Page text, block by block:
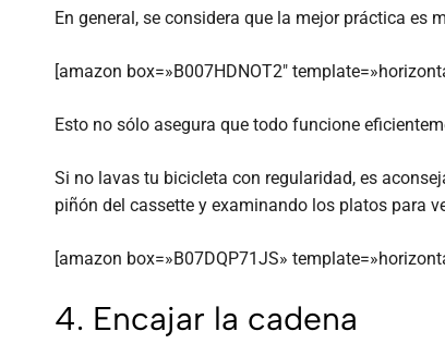
En general, se considera que la mejor práctica es
[amazon box=»B007HDNOT2″
Esto no sólo asegura que todo funcione
Si no lavas tu bicicleta con regularidad, es
piñón del cassette y examinando los platos para
[amazon box=»B07DQP71JS»
4. Encajar la cadena